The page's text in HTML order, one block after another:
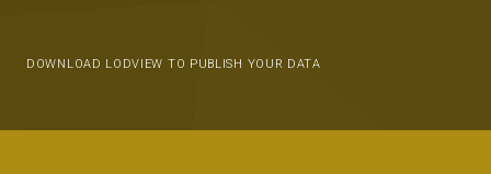
DOWNLOAD LODVIEW TO PUBLISH YOUR DATA